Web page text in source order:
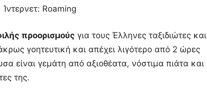
Ίντερνετ: Roaming
προορισμούς για τους Έλληνες ταξιδιώτες και
γοητευτική και απέχει λιγότερο από 2 ώρες
είναι γεμάτη από αξιοθέατα, νόστιμα πιάτα και
της.